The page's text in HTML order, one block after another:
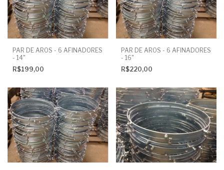
PAR DE AROS - 6 AFINADORES
- 14"
R$199,00
PAR DE AROS - 6 AFINADORES
- 16"
R$220,00